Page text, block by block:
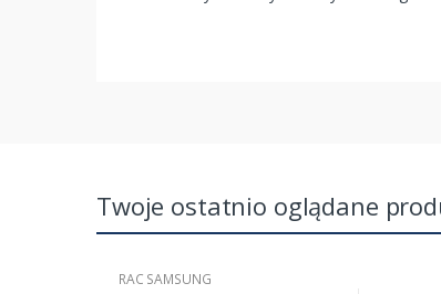
Twoje ostatnio oglądane
RAC SAMSUNG